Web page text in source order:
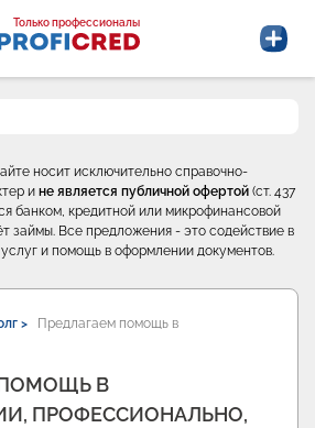
профессионалы
Только профессионалы
носит исключительно справочно-
и не является публичной офертой (ст. 437
банком, кредитной или микрофинансовой
займы. Все предложения - это содействие в
и помощь в оформлении документов.
>
Предлагаем помощь в
В
ПРОФЕССИОНАЛЬНО,